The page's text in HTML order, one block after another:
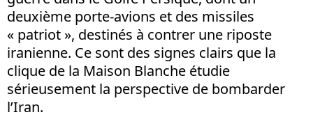
deuxième porte-avions et des missiles
« patriot », destinés à contrer une riposte
iranienne. Ce sont des signes clairs que la
clique de la Maison Blanche étudie
sérieusement la perspective de bombarder
l’Iran.